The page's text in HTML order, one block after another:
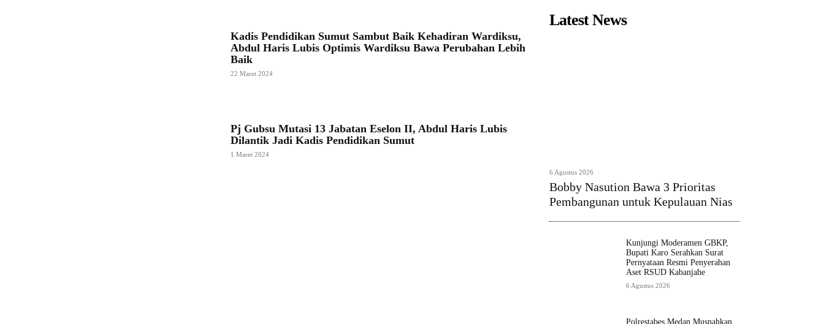
Kadis Pendidikan Sumut Sambut Baik Kehadiran Wardiksu,
Abdul Haris Lubis Optimis Wardiksu Bawa Perubahan Lebih
Baik
22 Maret 2024
Pj Gubsu Mutasi 13 Jabatan Eselon II, Abdul Haris Lubis
Dilantik Jadi Kadis Pendidikan Sumut
1 Maret 2024
Latest News
6 Agustus 2026
Bobby Nasution Bawa 3 Prioritas
Pembangunan untuk Kepulauan Nias
Kunjungi Moderamen GBKP,
Bupati Karo Serahkan Surat
Pernyataan Resmi Penyerahan
Aset RSUD Kabanjahe
6 Agustus 2026
Polrestabes Medan Musnahkan